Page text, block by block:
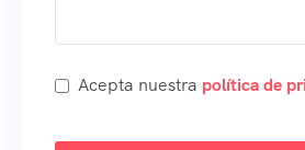
Acepta nuestra política de